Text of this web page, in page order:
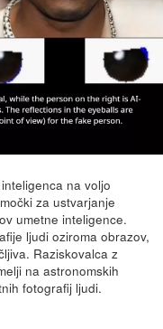
na voljo
za ustvarjanje
umetne inteligence.
ljudi oziroma obrazov,
Raziskovalca z
na astronomskih
fotografij ljudi.